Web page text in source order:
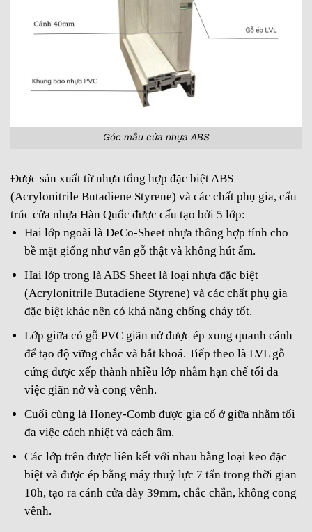
Góc mẫu cửa nhựa ABS
Được sản xuất từ nhựa tổng hợp đặc biệt ABS
(Acrylonitrile Butadiene Styrene) và các chất phụ gia, cấu
trúc cửa nhựa Hàn Quốc được cấu tạo bởi 5 lớp:
Hai lớp ngoài là DeCo-Sheet nhựa thông hợp tính cho
bề mặt giống như vân gỗ thật và không hút ẩm.
Hai lớp trong là ABS Sheet là loại nhựa đặc biệt
(Acrylonitrile Butadiene Styrene) và các chất phụ gia
đặc biệt khác nên có khả năng chống cháy tốt.
Lớp giữa có gỗ PVC giãn nở được ép xung quanh cánh
để tạo độ vững chắc và bắt khoá. Tiếp theo là LVL gỗ
cứng được xếp thành nhiều lớp nhằm hạn chế tối đa
việc giãn nở và cong vênh.
Cuối cùng là Honey-Comb được gia cố ở giữa nhằm tối
đa việc cách nhiệt và cách âm.
Các lớp trên được liên kết với nhau bằng loại keo đặc
biệt và được ép bằng máy thuỷ lực 7 tấn trong thời gian
10h, tạo ra cánh cửa dày 39mm, chắc chắn, không cong
vênh.